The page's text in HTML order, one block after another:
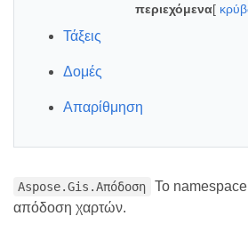
περιεχόμενα[
Τάξεις
Δομές
Απαρίθμηση
Aspose.Gis.Απόδοση
Το namespace
απόδοση χαρτών.